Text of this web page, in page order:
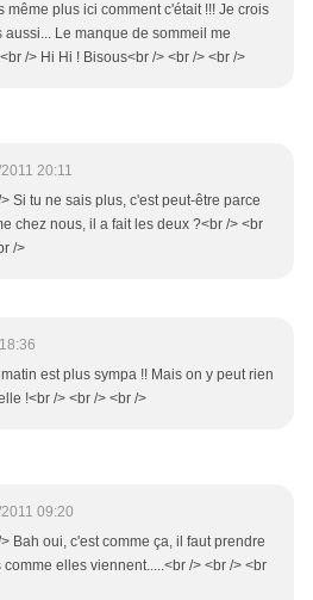
même plus ici comment c'était !!! Je crois
aussi... Le manque de sommeil me
/> Hi Hi ! Bisous<br /> <br /> <br />
20:11
Si tu ne sais plus, c'est peut-être parce
chez nous, il a fait les deux ?<br /> <br
/>
est plus sympa !! Mais on y peut rien
!<br /> <br /> <br />
09:20
Bah oui, c'est comme ça, il faut prendre
comme elles viennent.....<br /> <br /> <br